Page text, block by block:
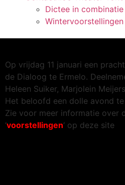
Dictee in
Op vrijdag 11 januari een
de Dialoog te Ermelo.
Heleen Suiker, Marjolein
Het beloofd een dolle avond
Zie voor meer informatie over
‘voorstellingen‘ op deze site